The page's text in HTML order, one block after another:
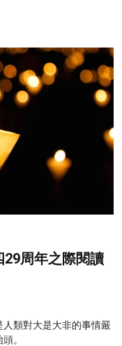
29周年之際閱讀
類對大是大非的事情嚴
。